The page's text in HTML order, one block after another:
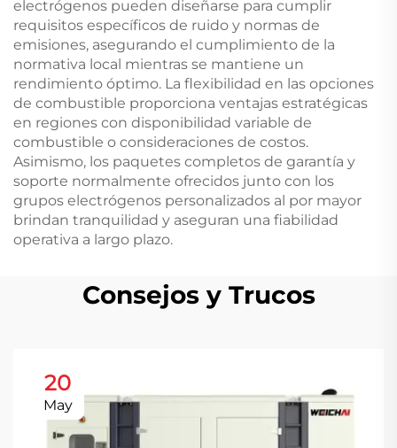
electrógenos pueden diseñarse para cumplir
requisitos específicos de ruido y normas de
emisiones, asegurando el cumplimiento de la
normativa local mientras se mantiene un
rendimiento óptimo. La flexibilidad en las opciones
de combustible proporciona ventajas estratégicas
en regiones con disponibilidad variable de
combustible o consideraciones de costos.
Asimismo, los paquetes completos de garantía y
soporte normalmente ofrecidos junto con los
grupos electrógenos personalizados al por mayor
brindan tranquilidad y aseguran una fiabilidad
operativa a largo plazo.
Consejos y Trucos
20
May